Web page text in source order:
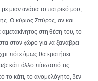
μιαν ανάσα το πατρικό μου,
Ο κύριος Σπύρος, αν και
στη θέση του, το
στον χώρο για να ξανάβρει
πότε όμως θα κρατήσει
κάτι άλλο πίσω από τις
το κάτι, το ανομολόγητο, δεν